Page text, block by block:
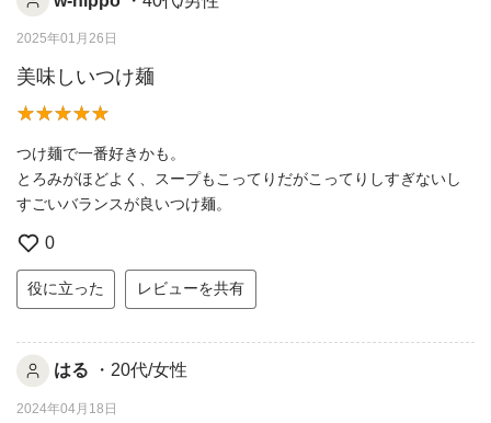
2025年01月26日
美味しいつけ麺
つけ麺で一番好きかも。
とろみがほどよく、スープもこってりだがこってりしすぎないし
すごいバランスが良いつけ麺。
0
役に立った レビューを共有
はる ・20代/女性
2024年04月18日